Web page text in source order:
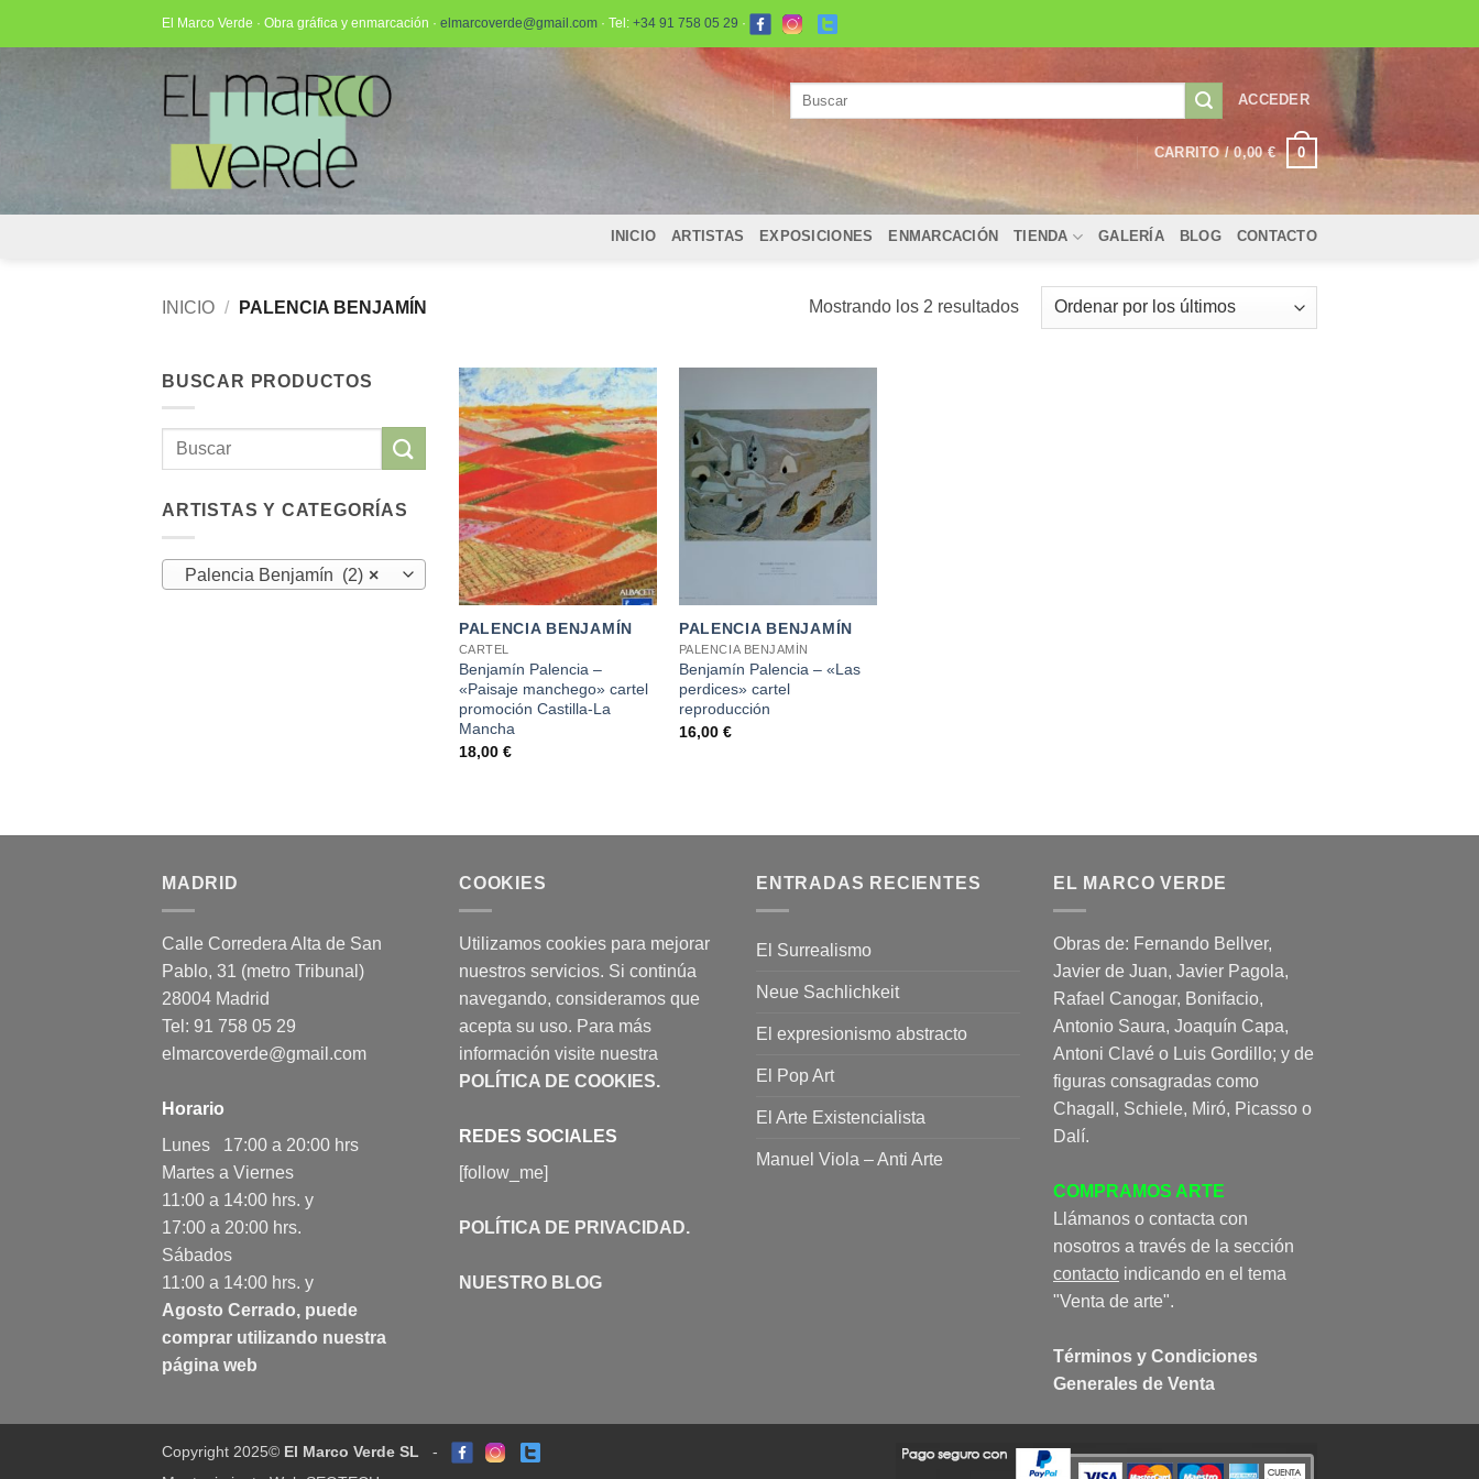
El Marco Verde · Obra gráfica y enmarcación · elmarcoverde@gmail.com · Tel: +34 91 758 05 29 ·
ACCEDER
CARRITO /0,00€ 0
INICIO ARTISTAS EXPOSICIONES ENMARCACIÓN TIENDA GALERÍA BLOG CONTACTO
INICIO / PALENCIA BENJAMÍN Mostrando los 2 resultadosOrdenado
por
BUSCAR PRODUCTOS
Buscar
ARTISTAS Y CATEGORÍAS
×
Palencia Benjamín (2)
+
PALENCIA BENJAMÍN
CARTEL
Benjamín Palencia –
«Paisaje manchego» cartel
promoción Castilla-La
Mancha
18,00 €
PALENCIA BENJAMÍN
PALENCIA BENJAMÍN
Benjamín Palencia – «Las
perdices» cartel
reproducción
16,00 €
MADRID
Calle Corredera Alta de San
Pablo, 31 (metro Tribunal)
28004 Madrid
Tel: 91 758 05 29
elmarcoverde@gmail.com
Horario
Lunes 17:00 a 20:00 hrs
Martes a Viernes
11:00 a 14:00 hrs. y
17:00 a 20:00 hrs.
Sábados
11:00 a 14:00 hrs. y
Agosto Cerrado, puede
comprar utilizando nuestra
página web
COOKIES
Utilizamos cookies para mejorar
nuestros servicios. Si continúa
navegando, consideramos que
acepta su uso. Para más
información visite nuestra
POLÍTICA DE COOKIES.
REDES SOCIALES
[follow_me]
POLÍTICA DE PRIVACIDAD.
NUESTRO BLOG
ENTRADAS RECIENTES
El Surrealismo
Neue Sachlichkeit
El expresionismo abstracto
El Pop Art
El Arte Existencialista
Manuel Viola – Anti Arte
EL MARCO VERDE
Obras de: Fernando Bellver,
Javier de Juan, Javier Pagola,
Rafael Canogar, Bonifacio,
Antonio Saura, Joaquín Capa,
Antoni Clavé o Luis Gordillo; y de
figuras consagradas como
Chagall, Schiele, Miró, Picasso o
Dalí.
COMPRAMOS ARTE
Llámanos o contacta con
nosotros a través de la sección
contacto indicando en el tema
"Venta de arte".
Términos y Condiciones
Generales de Venta
Copyright 2025© El Marco Verde SL -